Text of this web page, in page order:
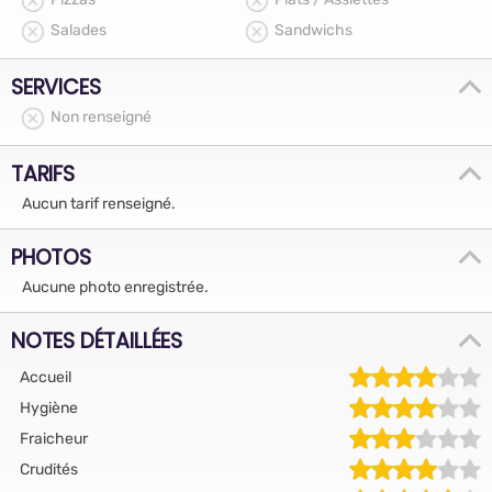
Salades
Sandwichs
SERVICES
Non renseigné
TARIFS
Aucun tarif renseigné.
PHOTOS
Aucune photo enregistrée.
NOTES DÉTAILLÉES
Accueil
Hygiène
Fraicheur
Crudités